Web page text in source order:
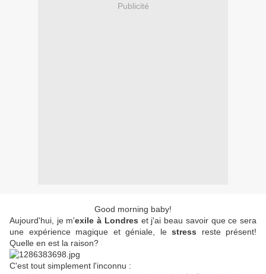
Publicité
Good morning baby!
Aujourd'hui, je m'exile à Londres et j'ai beau savoir que ce sera
une expérience magique et géniale, le stress reste présent!
Quelle en est la raison?
C'est tout simplement l'inconnu :